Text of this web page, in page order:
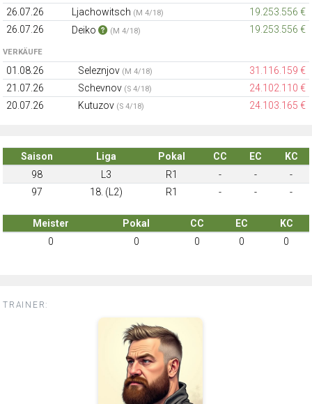
26.07.26
Ljachowitsch (M 4/18)
19.253.556 €
26.07.26
Deiko (M 4/18) 19.253.556 €
VERKÄUFE
01.08.26 Seleznjov (M 4/18)
31.116.159 €
21.07.26
Schevnov (S 4/18)
24.102.110 €
20.07.26
Kutuzov (S 4/18) 24.103.165 €
Saison Liga Pokal CC EC
KC
98
L3 R1 - -
-
97
18. (L2) R1 - - -
Meister Pokal CC EC
KC
0
0 0 0 0
TRAINER: